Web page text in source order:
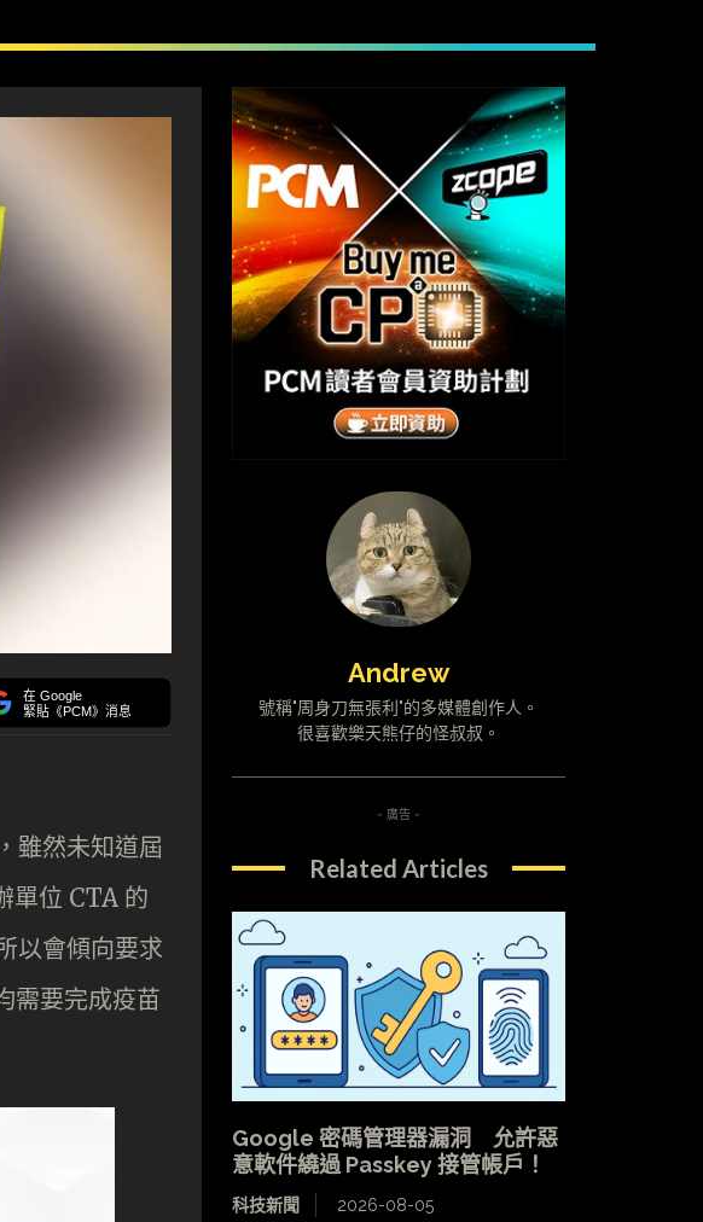
在 Google
緊貼《PCM》消息
雖然未知道屆
單位 CTA 的
以會傾向要求
需要完成疫苗
Andrew
號稱"周身刀無張利"的多媒體創作人。
很喜歡樂天熊仔的怪叔叔。
- 廣告 -
Related Articles
Google 密碼管理器漏洞 允許惡
意軟件繞過 Passkey 接管帳戶！
科技新聞 2026-08-05